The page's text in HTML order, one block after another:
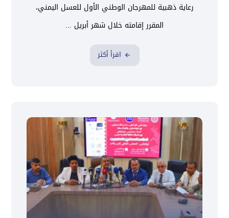
رعاية ذهبية للمهرجان الوطني الأول للعسل اليمني،
المقرر إقامته خلال شهر أبريل ...
اقرأ أكثر